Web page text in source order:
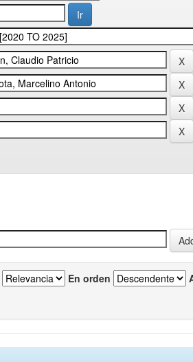
En orden